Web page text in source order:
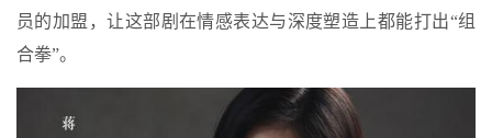
员的加盟，让这部剧在情感表达与深度塑造上都能打出“组
合拳”。